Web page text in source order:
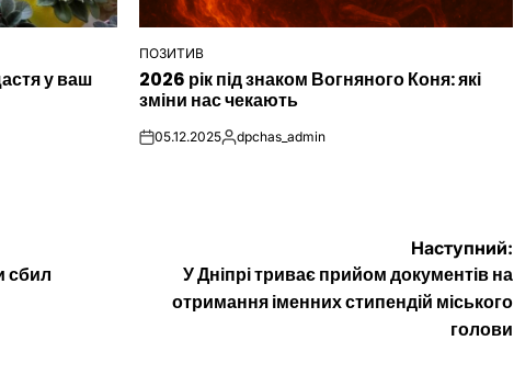
у ваш
ОПУБЛІКУВАТИ
У
ПОЗИТИВ
2026 рік під знаком Вогняного Коня: які
зміни нас чекають
on05.12.2025Опубліковано
dpchas_admin
сбил
Наступний:
У Дніпрі триває прийом документів на
отримання іменних стипендій міського
голови